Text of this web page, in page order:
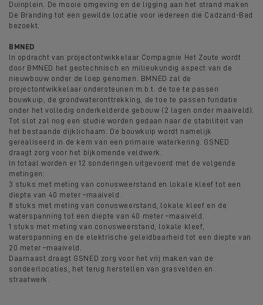
Duinplein. De mooie omgeving en de ligging aan het strand maken
De Branding tot een gewilde locatie voor iedereen die Cadzand-Bad
bezoekt.
BMNED
In opdracht van projectontwikkelaar Compagnie Het Zoute wordt
door BMNED het geotechnisch en milieukundig aspect van de
nieuwbouw onder de loep genomen. BMNED zal de
projectontwikkelaar ondersteunen m.b.t. de toe te passen
bouwkuip, de grondwateronttrekking, de toe te passen fundatie
onder het volledig onderkelderde gebouw (2 lagen onder maaiveld).
Tot slot zal nog een studie worden gedaan naar de stabiliteit van
het bestaande dijklichaam. De bouwkuip wordt namelijk
gerealiseerd in de kern van een primaire waterkering. GSNED
draagt zorg voor het bijkomende veldwerk.
In totaal worden er 12 sonderingen uitgevoerd met de volgende
metingen:
3 stuks met meting van conusweerstand en lokale kleef tot een
diepte van 40 meter –maaiveld.
8 stuks met meting van conusweerstand, lokale kleef en de
waterspanning tot een diepte van 40 meter –maaiveld.
1 stuks met meting van conusweerstand, lokale kleef,
waterspanning en de elektrische geleidbaarheid tot een diepte van
20 meter –maaiveld.
Daarnaast draagt GSNED zorg voor het vrij maken van de
sondeerlocaties, het terug herstellen van grasvelden en
straatwerk.